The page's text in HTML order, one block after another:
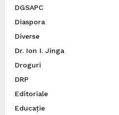
DGSAPC
Diaspora
Diverse
Dr. Ion I. Jinga
Droguri
DRP
Editoriale
Educație